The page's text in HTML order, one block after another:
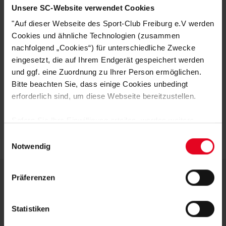
Unsere SC-Website verwendet Cookies
"Auf dieser Webseite des Sport-Club Freiburg e.V werden
Cookies und ähnliche Technologien (zusammen
nachfolgend „Cookies“) für unterschiedliche Zwecke
eingesetzt, die auf Ihrem Endgerät gespeichert werden
und ggf. eine Zuordnung zu Ihrer Person ermöglichen.
Bitte beachten Sie, dass einige Cookies unbedingt
erforderlich sind, um diese Webseite bereitzustellen.
Daten von Ihnen (z.B. persönlichen Identifikatoren oder
IP-Adressen) verarbeitet werden. Durch Klicken auf den
Speicherung aller aufgeführten Cookies und der
Daten für die unten jeweils angegebene Zwecke gem. §
25 Abs. 1 TDDDG, Art. 6 Abs. 1 lit. a DSGVO zu. Sie
Notwendig
Präferenzen
Statistiken
Damen T-Shirt "Pastell" (w) flieder
(3)
Frauen T-Shirt "Pailletten" grau
(2)
DEINE VORTEILE IN UNSEREM